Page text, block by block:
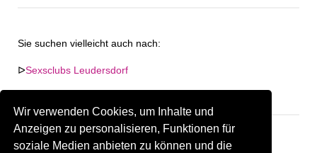
Wir verwenden Cookies, um Inhalte und
Anzeigen zu personalisieren, Funktionen für
soziale Medien anbieten zu können und die
Sie suchen vielleicht auch nach:
ᐅSexsclubs Leudersdorf